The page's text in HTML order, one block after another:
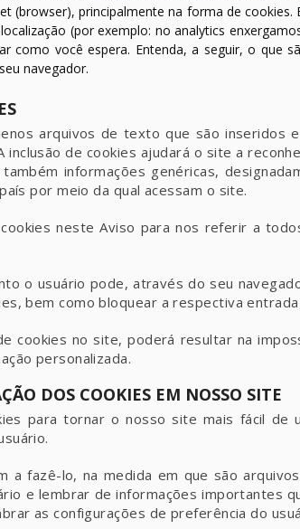
(browser), principalmente na forma de
(por exemplo: no analytics
como você espera. Entenda, a seguir, o que
navegador.
arquivos de texto que são inseridos
inclusão de cookies ajudará o site a
informações genéricas,
por meio da qual acessam o site.
neste Aviso para nos referir a
o usuário pode, através do seu
bem como bloquear a respectiva
cookies no site, poderá resultar na
personalizada.
DOS COOKIES EM NOSSO SITE
para tornar o nosso site mais fácil
a fazê-lo, na medida em que são
e lembrar de informações importantes
as configurações de preferência do